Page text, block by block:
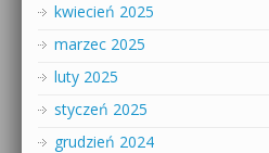
kwiecień 2025
marzec 2025
luty 2025
styczeń 2025
grudzień 2024